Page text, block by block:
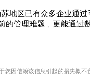
区已有众多企业通过
管理难题，更能通过
因信赖该信息引起的损失概